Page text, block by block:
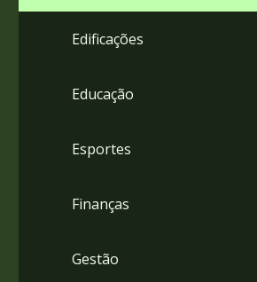
Edificações
Educação
Esportes
Finanças
Gestão